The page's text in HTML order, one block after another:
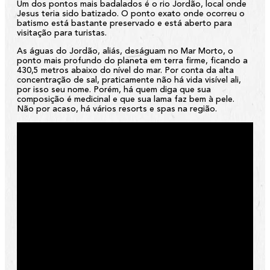
Um dos pontos mais badalados é o rio Jordão, local onde
Jesus teria sido batizado. O ponto exato onde ocorreu o
batismo está bastante preservado e está aberto para
visitação para turistas.
As águas do Jordão, aliás, deságuam no Mar Morto, o
ponto mais profundo do planeta em terra firme, ficando a
430,5 metros abaixo do nível do mar. Por conta da alta
concentração de sal, praticamente não há vida visível ali,
por isso seu nome. Porém, há quem diga que sua
composição é medicinal e que sua lama faz bem à pele.
Não por acaso, há vários resorts e spas na região.